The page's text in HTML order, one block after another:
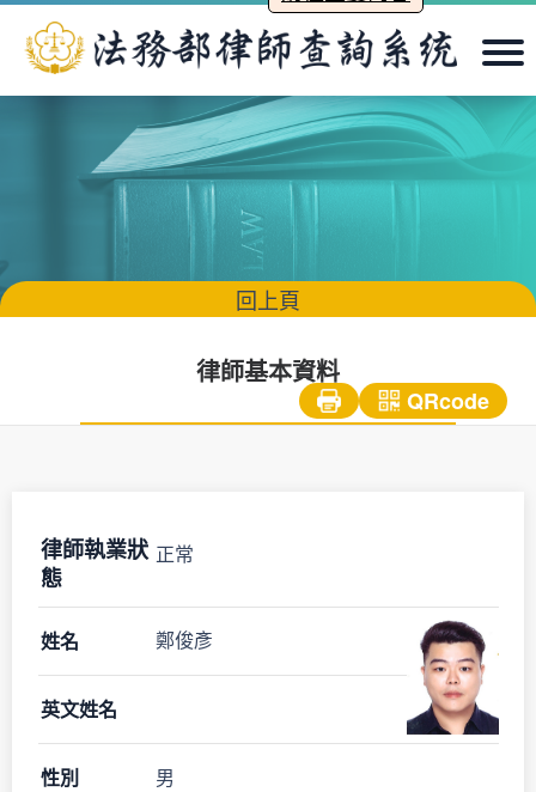
法務部律師查詢系統
QRcode
回上頁
律師基本資料
律師執業狀
態
正常
姓名 鄭俊彥
英文姓名
性別 男